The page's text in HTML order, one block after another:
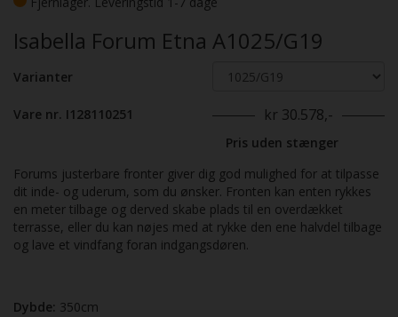
Isabella Forum Etna A1025/G19
Varianter
Vare nr. I128110251 kr 30.578,-
Pris uden stænger
Forums justerbare fronter giver dig god mulighed for at tilpasse
dit inde- og uderum, som du ønsker. Fronten kan enten rykkes
en meter tilbage og derved skabe plads til en overdækket
terrasse, eller du kan nøjes med at rykke den ene halvdel tilbage
og lave et vindfang foran indgangsdøren.
Dybde: 350cm